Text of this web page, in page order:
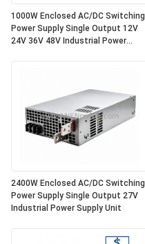
1000W Enclosed AC/DC Switching
Power Supply Single Output 12V
24V 36V 48V Industrial Power
2400W Enclosed AC/DC Switching
Power Supply Single Output 27V
Industrial Power Supply Unit